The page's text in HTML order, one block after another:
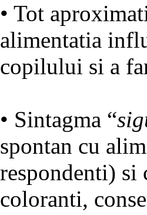
• Tot
alimentatia
copilului si a
• Sintagma “
spontan cu
respondenti) si
coloranti,